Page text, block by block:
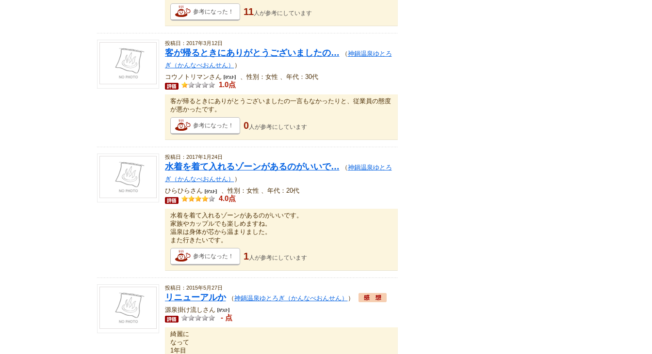
参考になった！ 11人が参考にしています
投稿日：2017年3月12日
客が帰るときにありがとうございましたの… （神鍋温泉ゆとろ
ぎ（かんなべおんせん）
）
コウノトリマンさん
、性別：女性 、年代：30代
1.0点
客が帰るときにありがとうございましたの一言もなかったりと、従業員の態度
が悪かったです。
参考になった！ 0人が参考にしています
投稿日：2017年1月24日
水着を着て入れるゾーンがあるのがいいで… （神鍋温泉ゆとろ
ぎ（かんなべおんせん）
）
ひらひらさん
、性別：女性 、年代：20代
4.0点
水着を着て入れるゾーンがあるのがいいです。
家族やカップルでも楽しめますね。
温泉は身体が芯から温まりました。
また行きたいです。
参考になった！ 1人が参考にしています
投稿日：2015年5月27日
リニューアルか（神鍋温泉ゆとろぎ（かんなべおんせん）
）
源泉掛け流しさん
- 点
綺麗に
なって
1年目